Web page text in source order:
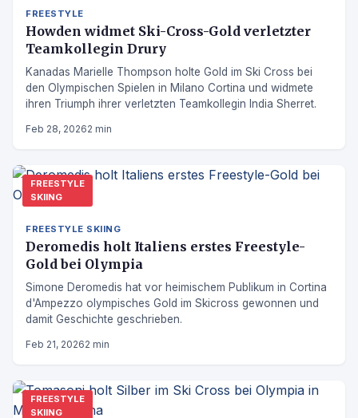
FREESTYLE
Howden widmet Ski-Cross-Gold verletzter
Teamkollegin Drury
Kanadas Marielle Thompson holte Gold im Ski Cross bei
den Olympischen Spielen in Milano Cortina und widmete
ihren Triumph ihrer verletzten Teamkollegin India Sherret.
Feb 28, 20262 min
FREESTYLE
SKIING
FREESTYLE SKIING
Deromedis holt Italiens erstes Freestyle-
Gold bei Olympia
Simone Deromedis hat vor heimischem Publikum in Cortina
d'Ampezzo olympisches Gold im Skicross gewonnen und
damit Geschichte geschrieben.
Feb 21, 20262 min
FREESTYLE
SKIING